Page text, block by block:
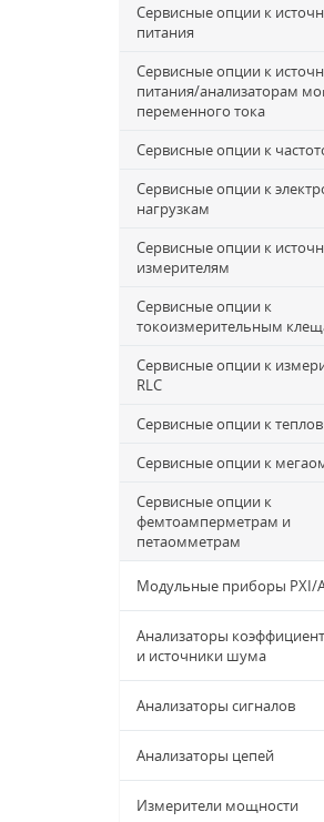
Сервисные опции к
питания
Сервисные опции к
питания/анализаторам
переменного тока
Сервисные опции к
Сервисные опции к
нагрузкам
Сервисные опции к
измерителям
Сервисные опции к
токоизмерительным
Сервисные опции к
RLC
Сервисные опции к
Сервисные опции к
Сервисные опции к
фемтоамперметрам и
петаомметрам
Модульные приборы PXI/
Анализаторы
и источники шума
Анализаторы сигналов
Анализаторы цепей
Измерители мощности